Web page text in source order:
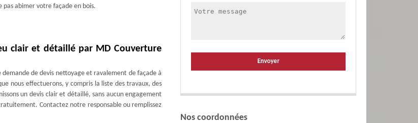
pas abimer votre façade en bois.
clair et détaillé par MD Couverture
de devis nettoyage et ravalement de façade à
nous effectuerons, y compris la liste des travaux, des
un devis clair et détaillé, sans aucun engagement
Contactez notre responsable ou remplissez
Nos coordonnées